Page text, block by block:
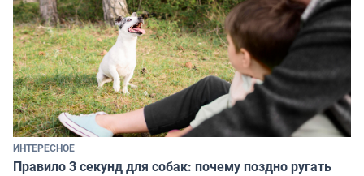
ИНТЕРЕСНОЕ
Правило 3 секунд для собак: почему поздно ругать